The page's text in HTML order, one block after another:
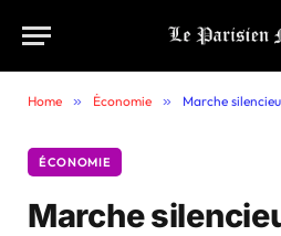
Home » Économie » Marche silencieuse à
ÉCONOMIE
Marche